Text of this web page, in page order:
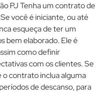
PJ Tenha um contrato de
você é iniciante, ou até
esqueça de ter um
bem elaborado. Ele é
como definir
com os clientes. Se
contrato inclua alguma
de descanso, para